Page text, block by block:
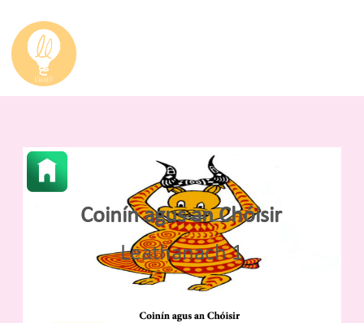
Coinín agus an Chóisir
Leathanach 1